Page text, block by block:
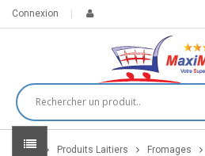
Connexion
Home Produits Laitiers Fromages